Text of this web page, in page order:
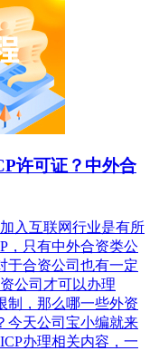
许可证？中外合
入互联网行业是有所
，只有中外合资类公
于合资公司也有一定
公司才可以办理
制，那么哪一些外资
今天公司宝小编就来
办理相关内容，一